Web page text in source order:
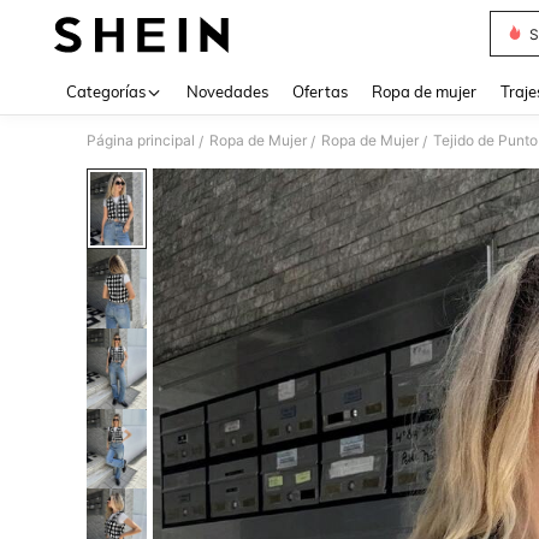
Categorías Novedades Ofertas Ropa de mujer
Página principal / Ropa de Mujer / Ropa de Mujer / Tejido de